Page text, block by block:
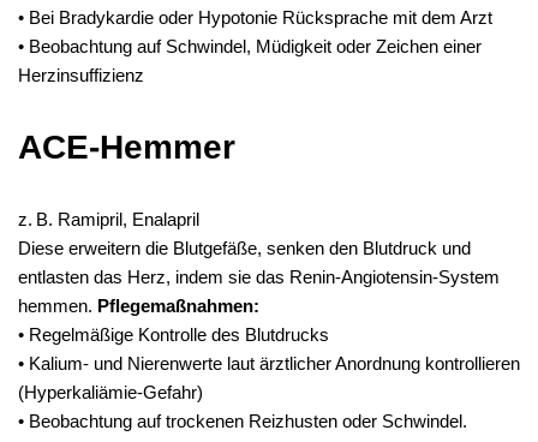
• Bei Bradykardie oder Hypotonie Rücksprache mit dem Arzt
• Beobachtung auf Schwindel, Müdigkeit oder Zeichen einer
Herzinsuffizienz
ACE-Hemmer
z. B. Ramipril, Enalapril
Diese erweitern die Blutgefäße, senken den Blutdruck und
entlasten das Herz, indem sie das Renin-Angiotensin-System
hemmen. Pflegemaßnahmen:
• Regelmäßige Kontrolle des Blutdrucks
• Kalium- und Nierenwerte laut ärztlicher Anordnung kontrollieren
(Hyperkaliämie-Gefahr)
• Beobachtung auf trockenen Reizhusten oder Schwindel.